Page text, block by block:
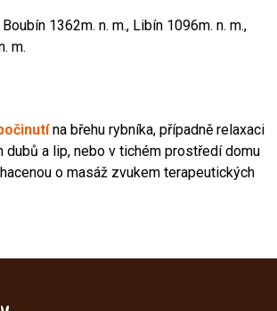
1362m. n. m., Libín 1096m. n. m.,
m.
na břehu rybníka, případně relaxaci
a lip, nebo v tichém prostředí domu
o masáž zvukem terapeutických